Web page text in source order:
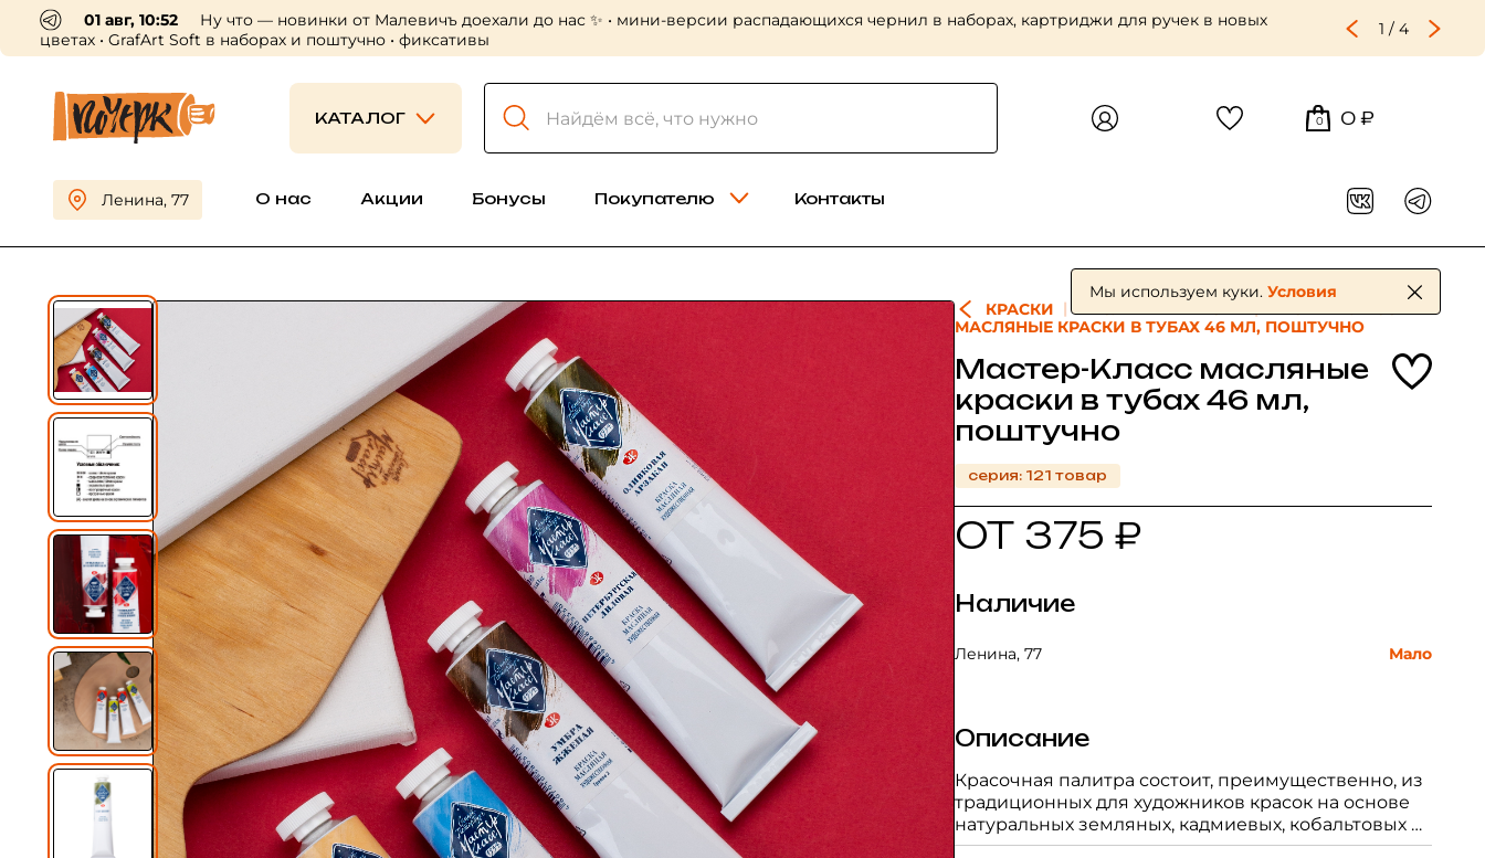
30 июл, 16:56
Пришли профессиональные холсты Холст-мастер! Много больших форматов, в том числе лён крупного и репинского зерна —
приходите выбирать 😍
2 /4
КАТАЛОГ 0 0 ₽
Ленина, 77 О нас Акции Бонусы Покупателю Контакты
КРАСКИ МАСЛЯНЫЕ КРАСКИ
МАСТЕР-КЛАСС
МАСЛЯНЫЕ КРАСКИ В ТУБАХ 46 МЛ, ПОШТУЧНО
Мастер-Класс масляные
краски в тубах 46 мл,
поштучно
серия: 121 товар
ОТ 375 ₽
Наличие
Ленина, 77 Мало
Описание
Красочная палитра состоит, преимущественно, из
традиционных для художников красок на основе
натуральных земляных, кадмиевых, кобальтовых и
железоокисных пигментов и характеризуется
Мы используем куки. Условия